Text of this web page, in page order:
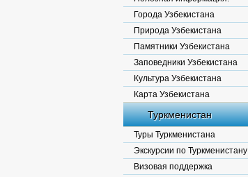
Города Узбекистана
Природа Узбекистана
Памятники Узбекистана
Заповедники Узбекистана
Культура Узбекистана
Карта Узбекистана
Туркменистан
Туры Туркменистана
Экскурсии по Туркменистану
Визовая поддержка